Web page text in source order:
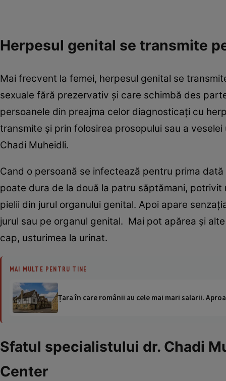
Herpesul genital se transmite
Mai frecvent la femei, herpesul genital se
sexuale fără prezervativ şi care schimbă des
persoanele din preajma celor diagnosticaţi cu
transmite şi prin folosirea prosopului sau a
Chadi Muheidli.
Cand o persoană se infectează pentru prima
poate dura de la două la patru săptămani,
pielii din jurul organului genital. Apoi apare
jurul sau pe organul genital. Mai pot apărea şi
cap, usturimea la urinat.
MAI MULTE PENTRU TINE
Țara în care românii au cele mai mari salarii.
Sfatul specialistului dr. Chadi
Center